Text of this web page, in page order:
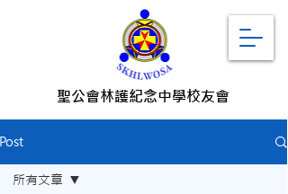
聖公會林護紀念中學校友會
Post
所有文章